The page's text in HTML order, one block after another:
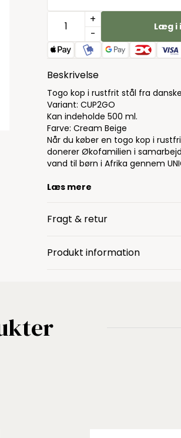
+
-
Læg i
Beskrivelse
Togo kop i rustfrit stål fra
Variant: CUP2GO
Kan indeholde 500 ml.
Farve: Cream Beige
Når du køber en togo kop i
donerer Økofamilien i
vand til børn i Afrika gennem
Læs mere
Fragt & retur
Produkt information